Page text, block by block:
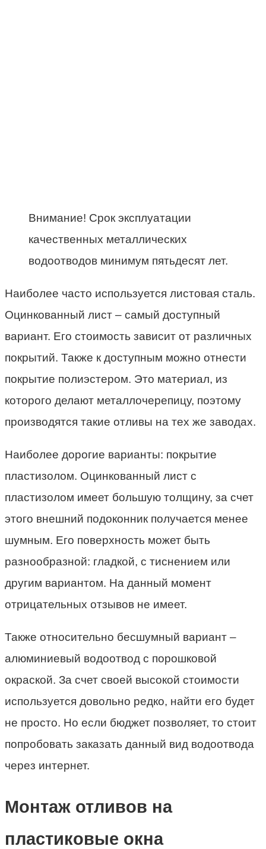
Внимание! Срок эксплуатации
качественных металлических
водоотводов минимум пятьдесят лет.
Наиболее часто используется листовая сталь.
Оцинкованный лист – самый доступный
вариант. Его стоимость зависит от различных
покрытий. Также к доступным можно отнести
покрытие полиэстером. Это материал, из
которого делают металлочерепицу, поэтому
производятся такие отливы на тех же заводах.
Наиболее дорогие варианты: покрытие
пластизолом. Оцинкованный лист с
пластизолом имеет большую толщину, за счет
этого внешний подоконник получается менее
шумным. Его поверхность может быть
разнообразной: гладкой, с тиснением или
другим вариантом. На данный момент
отрицательных отзывов не имеет.
Также относительно бесшумный вариант –
алюминиевый водоотвод с порошковой
окраской. За счет своей высокой стоимости
используется довольно редко, найти его будет
не просто. Но если бюджет позволяет, то стоит
попробовать заказать данный вид водоотвода
через интернет.
Монтаж отливов на
пластиковые окна